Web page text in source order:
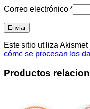
Correo electrónico *
Este sitio utiliza
cómo se procesan los
Productos